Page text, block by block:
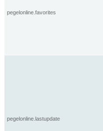
pegelonline.favorites
pegelonline.lastupdate